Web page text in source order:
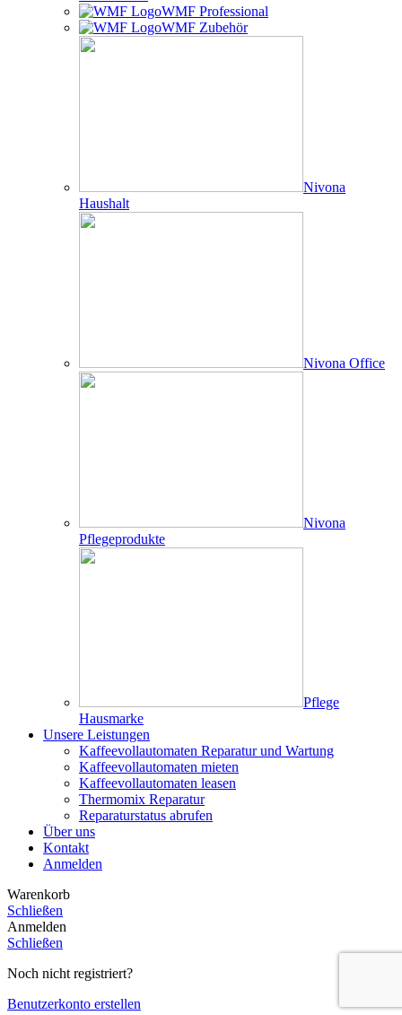
WMF Professional
WMF Zubehör
Nivona
Haushalt
Nivona Office
Nivona
Pflegeprodukte
Pflege
Hausmarke
Unsere Leistungen
Kaffeevollautomaten Reparatur und Wartung
Kaffeevollautomaten mieten
Kaffeevollautomaten leasen
Thermomix Reparatur
Reparaturstatus abrufen
Über uns
Kontakt
Anmelden
Warenkorb
Schließen
Anmelden
Schließen
Noch nicht registriert?
Benutzerkonto erstellen